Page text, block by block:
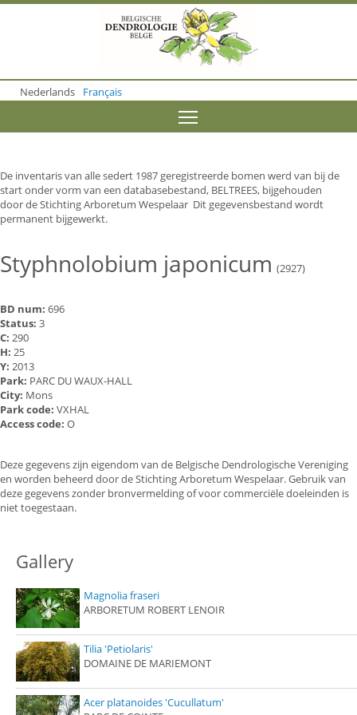
o
m
o
n
t
e
n
Nederlands Français
De inventaris van alle sedert 1987 geregistreerde bomen werd van bij de
start onder vorm van een databasebestand, BELTREES, bijgehouden
door de Stichting Arboretum Wespelaar Dit gegevensbestand wordt
permanent bijgewerkt.
Styphnolobium japonicum (2927)
BD num: 696
Status: 3
C: 290
H: 25
Y: 2013
Park: PARC DU WAUX-HALL
City: Mons
Park code: VXHAL
Access code: O
Deze gegevens zijn eigendom van de Belgische Dendrologische Vereniging
en worden beheerd door de Stichting Arboretum Wespelaar. Gebruik van
deze gegevens zonder bronvermelding of voor commerciële doeleinden is
niet toegestaan.
Gallery
Magnolia fraseri
ARBORETUM ROBERT LENOIR
Tilia 'Petiolaris'
DOMAINE DE MARIEMONT
Acer platanoides 'Cucullatum'